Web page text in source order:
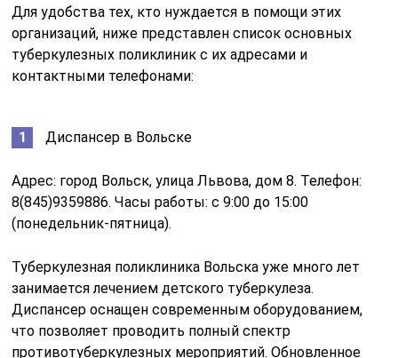
Для удобства тех, кто нуждается в помощи этих
организаций, ниже представлен список основных
туберкулезных поликлиник с их адресами и
контактными телефонами:
Диспансер в Вольске
Адрес: город Вольск, улица Львова, дом 8. Телефон:
8(845)9359886. Часы работы: с 9:00 до 15:00
(понедельник-пятница).
Туберкулезная поликлиника Вольска уже много лет
занимается лечением детского туберкулеза.
Диспансер оснащен современным оборудованием,
что позволяет проводить полный спектр
противотуберкулезных мероприятий. Обновленное